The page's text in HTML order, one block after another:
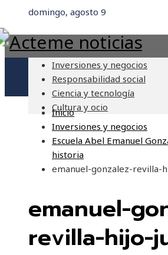
domingo, agosto 9
Inversiones y negocios
Responsabilidad social
Ciencia y tecnología
Cultura y ocio
Inicio
Inversiones y negocios
Escuela Abel Emanuel
historia
emanuel-gonzalez-revilla-
emanuel-
revilla-hijo-